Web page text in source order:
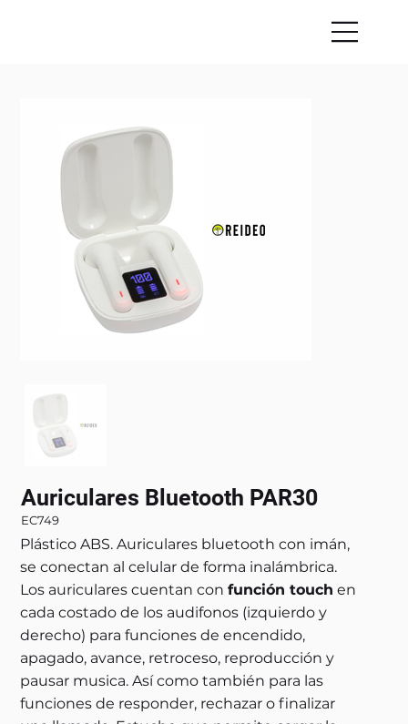
Auriculares Bluetooth PAR30
EC749
Plástico ABS. Auriculares bluetooth con imán,
se conectan al celular de forma inalámbrica.
Los auriculares cuentan confunción touch en
cada costado de los audifonos (izquierdo y
derecho) para funciones de encendido,
apagado, avance, retroceso, reproducción y
pausar musica. Así como también para las
funciones de responder, rechazar o finalizar